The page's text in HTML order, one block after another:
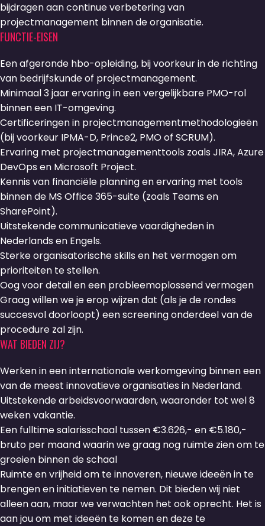
bijdragen aan continue verbetering van
projectmanagement binnen de organisatie.
FUNCTIE-EISEN
Een afgeronde hbo-opleiding, bij voorkeur in de richting
van bedrijfskunde of projectmanagement.
Minimaal 3 jaar ervaring in een vergelijkbare PMO-rol
binnen een IT-omgeving.
Certificeringen in projectmanagementmethodologieën
(bij voorkeur IPMA-D, Prince2, PMO of SCRUM).
Ervaring met projectmanagementtools zoals JIRA, Azure
DevOps en Microsoft Project.
Kennis van financiële planning en ervaring met tools
binnen de MS Office 365-suite (zoals Teams en
SharePoint).
Uitstekende communicatieve vaardigheden in
Nederlands en Engels.
Sterke organisatorische skills en het vermogen om
prioriteiten te stellen.
Oog voor detail en een probleemoplossend vermogen
Graag willen we je erop wijzen dat (als je de rondes
succesvol doorloopt) een screening onderdeel van de
procedure zal zijn.
WAT BIEDEN ZIJ?
Werken in een internationale werkomgeving binnen een
van de meest innovatieve organisaties in Nederland.
Uitstekende arbeidsvoorwaarden, waaronder tot wel 8
weken vakantie.
Een fulltime salarisschaal tussen €3.626,- en €5.180,-
bruto per maand waarin we graag nog ruimte zien om te
groeien binnen de schaal
Ruimte en vrijheid om te innoveren, nieuwe ideeën in te
brengen en initiatieven te nemen. Dit bieden wij niet
alleen aan, maar we verwachten het ook oprecht. Het is
aan jou om met ideeën te komen en deze te